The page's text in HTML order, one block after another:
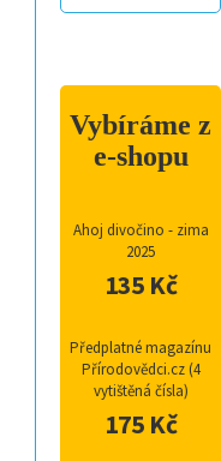
Vybíráme z
e-shopu
Ahoj divočino - zima
2025
135 Kč
Předplatné magazínu
Přírodovědci.cz (4
vytištěná čísla)
175 Kč